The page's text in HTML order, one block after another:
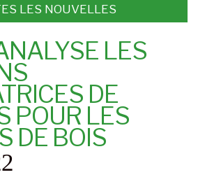
LES NOUVELLES
LES
DE
POUR LES
DE BOIS